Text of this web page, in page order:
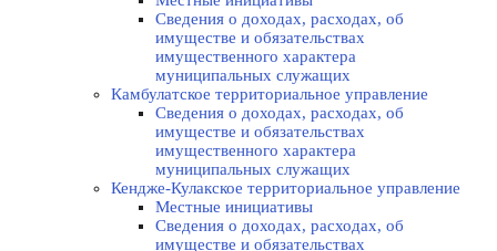
Сведения о доходах, расходах, об
имуществе и обязательствах
имущественного характера
муниципальных служащих
Камбулатское территориальное управление
Сведения о доходах, расходах, об
имуществе и обязательствах
имущественного характера
муниципальных служащих
Кендже-Кулакское территориальное управление
Местные инициативы
Сведения о доходах, расходах, об
имуществе и обязательствах